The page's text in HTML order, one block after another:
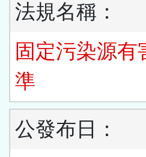
法規名稱：
固定污染源
準
公發布日：